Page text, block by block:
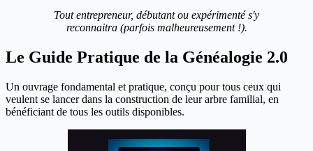
Tout entrepreneur, débutant ou expérimenté s'y
reconnaitra (parfois malheureusement !).
Le Guide Pratique de la Généalogie 2.0
Un ouvrage fondamental et pratique, conçu pour tous ceux qui
veulent se lancer dans la construction de leur arbre familial, en
bénéficiant de tous les outils disponibles.